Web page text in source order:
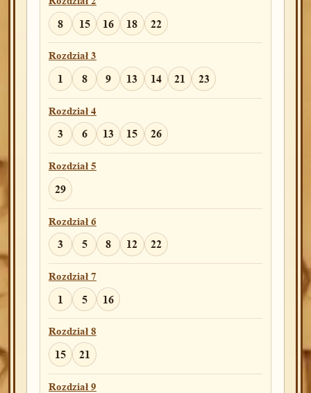
8 15 16 18 22
Rozdział 3
1 8 9 13 14 21 23
Rozdział 4
3 6 13 15 26
Rozdział 5
29
Rozdział 6
3 5 8 12 22
Rozdział 7
1 5 16
Rozdział 8
15 21
Rozdział 9